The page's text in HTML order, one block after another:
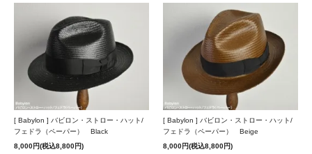
[ Babylon ] バビロン・ストロー・ハット/
フェドラ（ペーパー） Black
8,000円(税込8,800円)
[ Babylon ] バビロン・ストロー・ハット/
フェドラ（ペーパー） Beige
8,000円(税込8,800円)